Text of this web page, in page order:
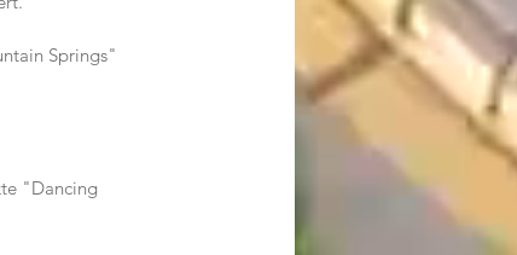
Springs"
"Dancing